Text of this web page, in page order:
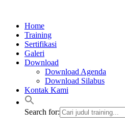
kontenHome
Training
Sertifikasi
Galeri
Download
Download Agenda
Download Silabus
Kontak Kami
Search for: